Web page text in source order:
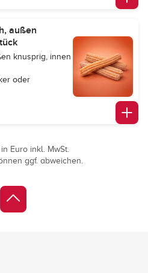
außen
knusprig, innen
oder
Euro inkl. MwSt.
ggf. abweichen.